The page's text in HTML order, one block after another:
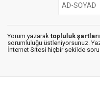
Yorum yazarak topluluk
sorumluluğu üstleniyorsunuz.
İnternet Sitesi hiçbir şekilde